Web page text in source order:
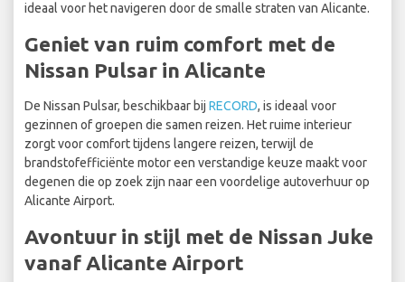
ideaal voor het navigeren door de smalle straten van Alicante.
Geniet van ruim comfort met de
Nissan Pulsar in Alicante
De Nissan Pulsar, beschikbaar bij RECORD, is ideaal voor
gezinnen of groepen die samen reizen. Het ruime interieur
zorgt voor comfort tijdens langere reizen, terwijl de
brandstofefficiënte motor een verstandige keuze maakt voor
degenen die op zoek zijn naar een voordelige autoverhuur op
Alicante Airport.
Avontuur in stijl met de Nissan Juke
vanaf Alicante Airport